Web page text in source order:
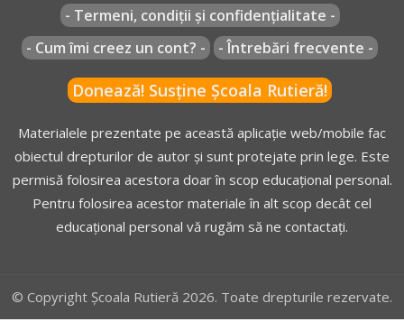
- Termeni, condiții și confidențialitate -
- Cum îmi creez un cont? -
- Întrebări frecvente -
Donează! Susține Școala Rutieră!
Materialele prezentate pe această aplicație web/mobile fac
obiectul drepturilor de autor și sunt protejate prin lege. Este
permisă folosirea acestora doar în scop educațional personal.
Pentru folosirea acestor materiale în alt scop decât cel
educațional personal vă rugăm să ne contactați.
© Copyright Școala Rutieră 2026. Toate drepturile rezervate.